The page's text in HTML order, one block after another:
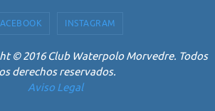
INSTAGRAM
© 2016 Club Waterpolo Morvedre. Todos
derechos reservados.
Aviso Legal